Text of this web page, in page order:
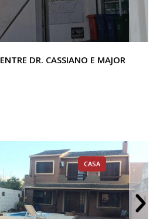
DR. CASSIANO E MAJOR
CASA